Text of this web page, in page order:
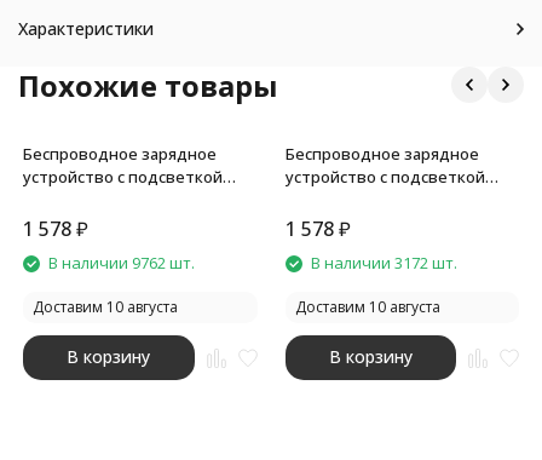
Характеристики
Похожие товары
Беспроводное зарядное
устройство с подсветкой
1 578₽
В наличии 9762 шт.
Доставим 10 августа
В корзину
Беспроводное зарядное
устройство с подсветкой
1 578 ₽
В наличии 3172 шт.
Доставим 10 августа
В корзину